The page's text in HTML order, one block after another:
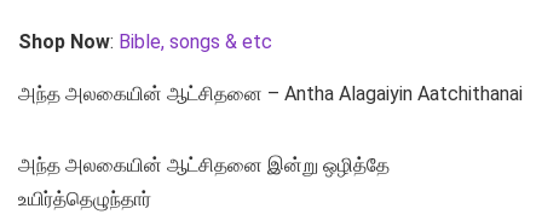
Shop Now: Bible, songs & etc
அந்த அலகையின் ஆட்சிதனை – Antha Alagaiyin Aatchithanai
அந்த அலகையின் ஆட்சிதனை இன்று ஒழித்தே
உயிர்த்தெழுந்தார்